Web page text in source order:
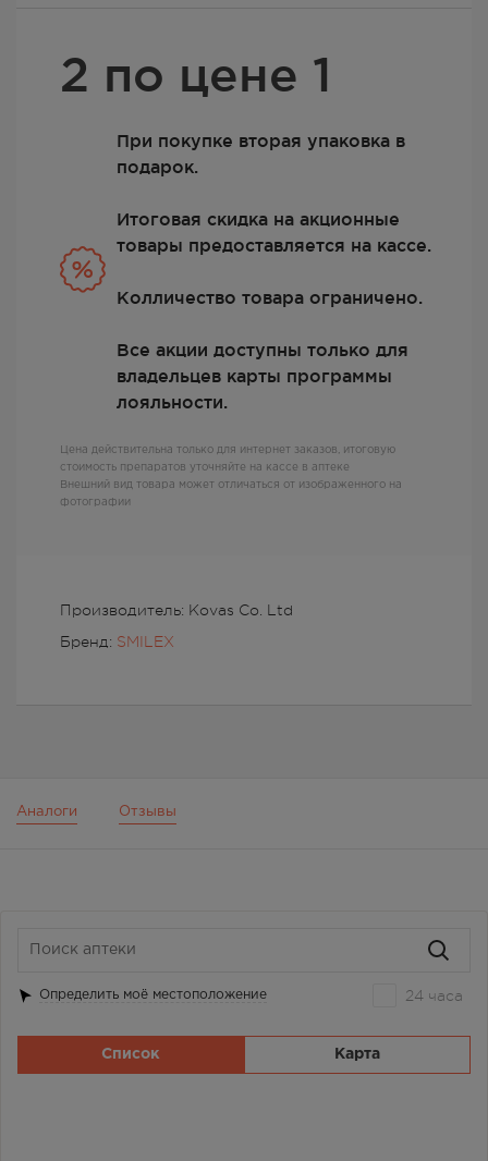
Производитель: Kovas Co. Ltd
Бренд: SMILEX
2 по цене 1
При покупке вторая упаковка в
подарок.
Итоговая скидка на акционные
товары предоставляется на кассе.
Колличество товара ограничено.
Все акции доступны только для
владельцев карты программы
лояльности.
Цена действительна только для интернет заказов, итоговую
стоимость препаратов уточняйте на кассе в аптеке
Внешний вид товара может отличаться от изображенного на
фотографии
Аналоги Отзывы
Определить моё местоположение 24 часа
Список Карта